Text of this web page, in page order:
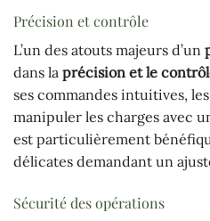
Précision et contrôle
L’un des atouts majeurs d’un
dans la précision et le
ses commandes intuitives,
manipuler les charges avec
est particulièrement
délicates demandant un
Sécurité des opérations